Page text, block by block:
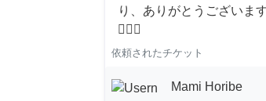
り、ありがとうございま
🙇‍♀️✨
依頼されたチケット
Mami Horibe